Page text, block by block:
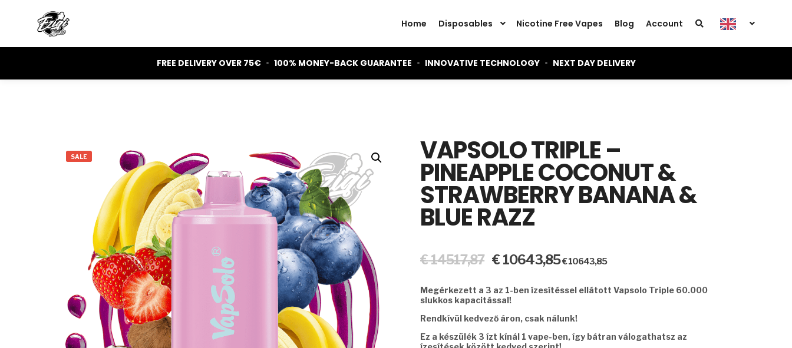
FREE DELIVERY OVER 75€ • 100% MONEY-BACK GUARANTEE • INNOVATIVE TECHNOLOGY • NEXT DAY DELIVERY
Home Disposables Nicotine Free Vapes Blog Account
SALE VAPSOLO TRIPLE –
PINEAPPLE COCONUT &
STRAWBERRY BANANA &
BLUE RAZZ
€14517,87 Original
€ 14517,87.
€10643,85Current
€ 10643,85.
€10643,85
Megérkezett a 3 az 1-ben ízesítéssel ellátott Vapsolo Triple 60.000
slukkos kapacitással!
Rendkívül kedvező áron, csak nálunk!
Ez a készülék 3 ízt kínál 1 vape-ben, így bátran válogathatsz az